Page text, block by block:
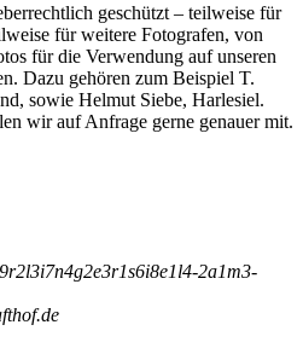
geschützt – teilweise für
für weitere Fotografen, von
für die Verwendung auf unseren
Dazu gehören zum Beispiel T.
sowie Helmut Siebe, Harlesiel.
wir auf Anfrage gerne genauer mit.
9r2l3i7n4g2e3r1s6i8e1l4-2a1m3-